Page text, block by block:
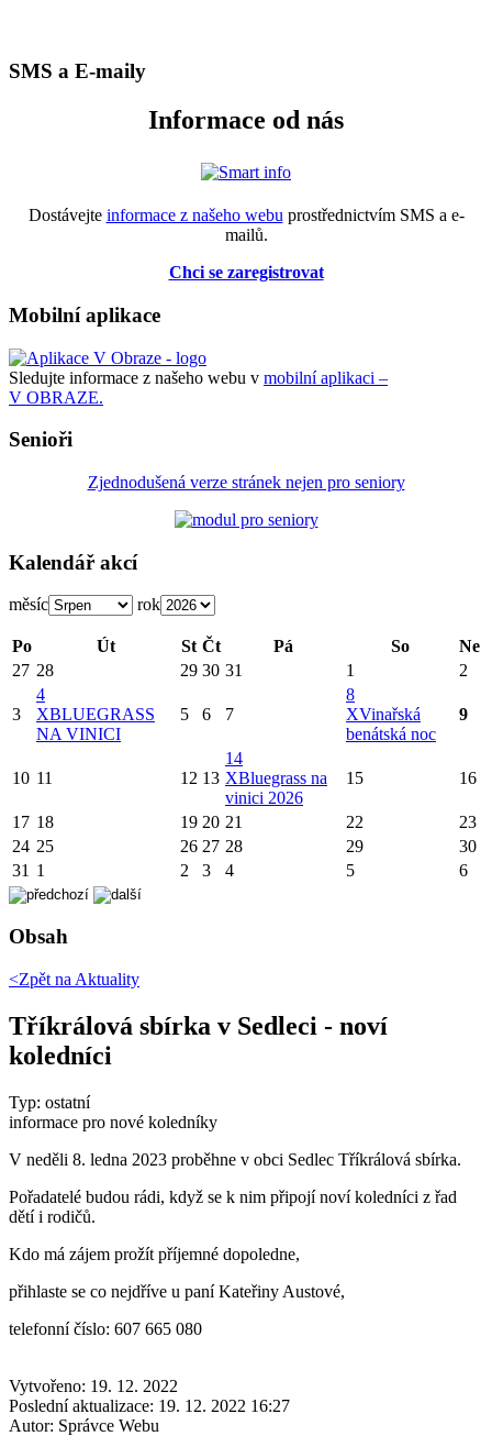
SMS a E-maily
Informace od nás
Dostávejte informace z našeho webu prostřednictvím SMS a e-
mailů.
Chci se zaregistrovat
Mobilní aplikace
Sledujte informace z našeho webu v mobilní aplikaci –
V OBRAZE.
Senioři
Zjednodušená verze stránek nejen pro seniory
Kalendář akcí
měsíc rok
Po Út St Čt Pá So
Ne
27 28 29 30 31 1 2
3
4
XBLUEGRASS
NA VINICI
5 6 7
8
XVinařská
benátská noc
9
10 11 12 13
14
XBluegrass na
vinici 2026
15 16
17 18 19 20 21 22
23
24 25 26 27 28 29
30
31 1 2 3 4 5 6
Obsah
<Zpět na Aktuality
Tříkrálová sbírka v Sedleci - noví
koledníci
Typ: ostatní
informace pro nové koledníky
V neděli 8. ledna 2023 proběhne v obci Sedlec Tříkrálová sbírka.
Pořadatelé budou rádi, když se k nim připojí noví koledníci z řad
dětí i rodičů.
Kdo má zájem prožít příjemné dopoledne,
přihlaste se co nejdříve u paní Kateřiny Austové,
telefonní číslo: 607 665 080
Vytvořeno: 19. 12. 2022
Poslední aktualizace: 19. 12. 2022 16:27
Autor: Správce Webu